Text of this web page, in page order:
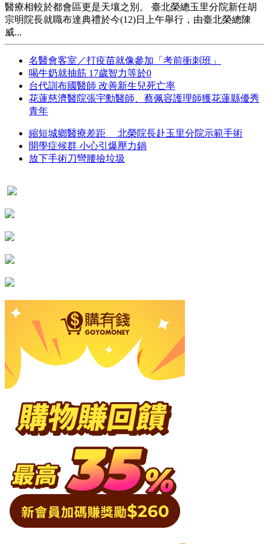
醫療相較於都會區更是天壤之別。 臺北榮總玉里分院新任胡
宗明院長就職布達典禮於今(12)日上午舉行，由臺北榮總陳
威...
名醫會客室／打疫苗就像參加「考前衝刺班」
喝牛奶就抽筋 17歲智力等於0
台代訓布國醫師 改善新生兒死亡率
花蓮慈濟醫院張宇勳醫師、蔡佩容護理師獲花蓮縣優秀
青年
縮短城鄉醫療差距 北榮院長赴玉里分院示範手術
開學症候群 小心引爆壓力鍋
放下手術刀彎腰撿垃圾